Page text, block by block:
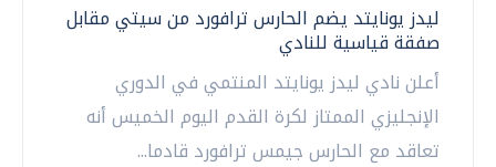
ليدز يونايتد يضم الحارس ترافورد من سيتي مقابل
صفقة قياسية للنادي
أعلن نادي ليدز يونايتد المنتمي في الدوري
الإنجليزي الممتاز لكرة القدم اليوم الخميس أنه
تعاقد مع الحارس جيمس ترافورد قادما...